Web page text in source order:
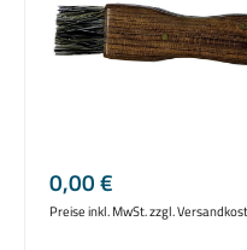
Regulärer Preis:
0,00 €
Preise inkl. MwSt. zzgl.